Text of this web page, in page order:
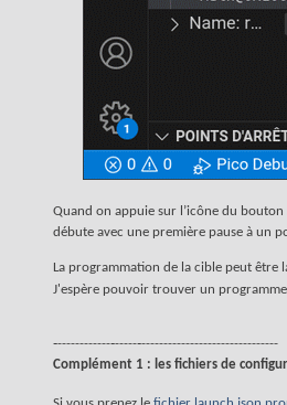
Quand on appuie sur l’icône du bouton
débute avec une première pause à un
La programmation de la cible peut être
J'espère pouvoir trouver un
‐------------‐-----‐-------------------------------
Complément 1 : les fichiers de